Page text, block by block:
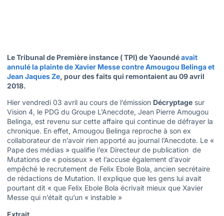
Le Tribunal de Première instance ( TPI) de Yaoundéavait
annulé la plainte de Xavier Messe contre Amougou Belinga et
Jean Jaques Ze, pour des faits qui remontaient au 09 avril
2018.
Hier vendredi 03 avril au cours de l’émission Décryptage sur
Vision 4, le PDG du Groupe L’Anecdote, Jean Pierre Amougou
Belinga, est revenu sur cette affaire qui continue de défrayer la
chronique. En effet, Amougou Belinga reproche à son ex
collaborateur de n’avoir rien apporté au journal l’Anecdote. Le «
Pape des médias » qualifie l’ex Directeur de publication de
Mutations de « poisseux » et l’accuse également d’avoir
empêché le recrutement de Felix Ebole Bola, ancien secrétaire
de rédactions de Mutation. Il explique que les gens lui avait
pourtant dit « que Felix Ebole Bola écrivait mieux que Xavier
Messe qui n’était qu’un « instable »
Extrait